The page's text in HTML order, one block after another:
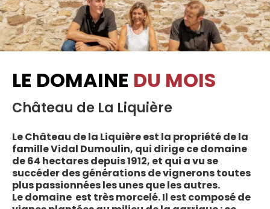
LE DOMAINE DU MOIS
Château de La Liquière
Le Château de la Liquière est la propriété de la
famille Vidal Dumoulin, qui dirige ce domaine
de 64 hectares depuis 1912, et qui a vu se
succéder des générations de vignerons toutes
plus passionnées les unes que les autres.
Le domaine est très morcelé. Il est composé de